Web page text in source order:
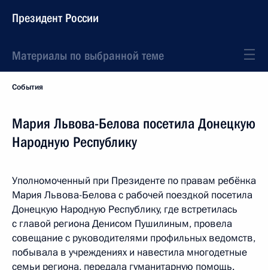
Президент России
Материалы по выбранной теме
События
Мария Львова-Белова посетила Донецкую
Народную Республику
Уполномоченный при Президенте по правам ребёнка
Мария Львова-Белова с рабочей поездкой посетила
Донецкую Народную Республику, где встретилась
с главой региона Денисом Пушилиным, провела
совещание с руководителями профильных ведомств,
побывала в учреждениях и навестила многодетные
семьи региона, передала гуманитарную помощь.